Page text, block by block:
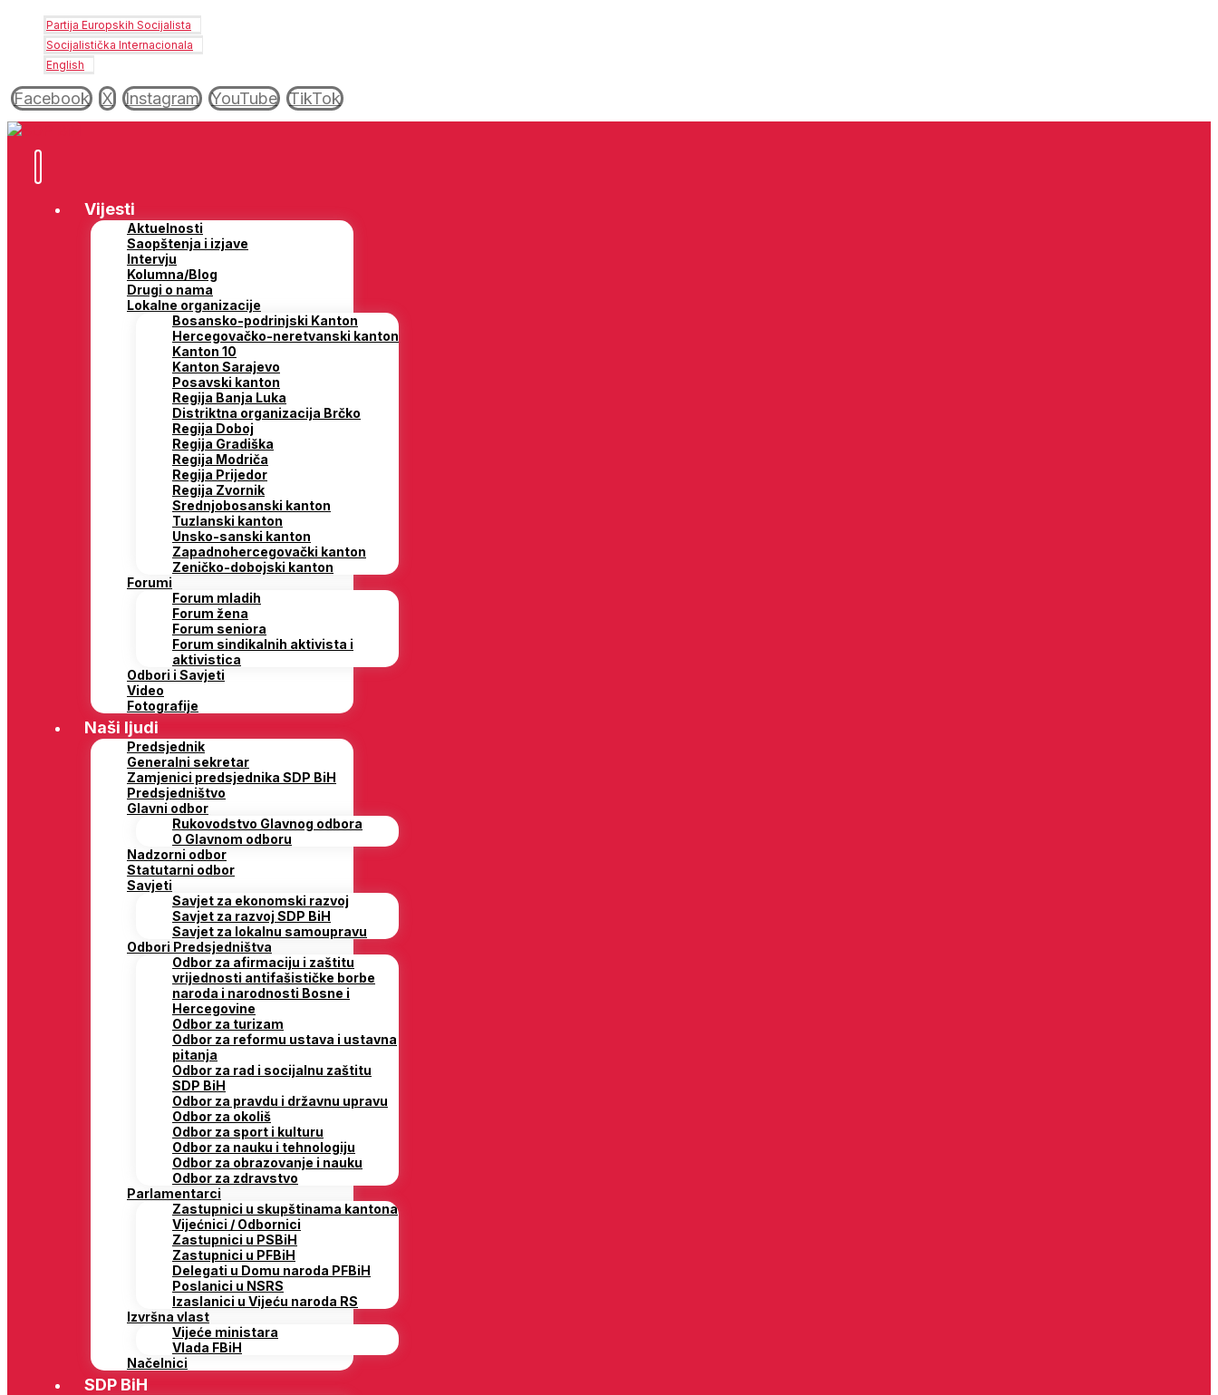
Partija Europskih Socijalista
Socijalistička Internacionala
English
Facebook X Instagram YouTube TikTok
Vijesti
Aktuelnosti
Saopštenja i izjave
Intervju
Kolumna/Blog
Drugi o nama
Lokalne organizacije
Bosansko-podrinjski Kanton
Hercegovačko-neretvanski kanton
Kanton 10
Kanton Sarajevo
Posavski kanton
Regija Banja Luka
Distriktna organizacija Brčko
Regija Doboj
Regija Gradiška
Regija Modriča
Regija Prijedor
Regija Zvornik
Srednjobosanski kanton
Tuzlanski kanton
Unsko-sanski kanton
Zapadnohercegovački kanton
Zeničko-dobojski kanton
Forumi
Forum mladih
Forum žena
Forum seniora
Forum sindikalnih aktivista i
aktivistica
Odbori i Savjeti
Video
Fotografije
Naši ljudi
Predsjednik
Generalni sekretar
Zamjenici predsjednika SDP BiH
Predsjedništvo
Glavni odbor
Rukovodstvo Glavnog odbora
O Glavnom odboru
Nadzorni odbor
Statutarni odbor
Savjeti
Savjet za ekonomski razvoj
Savjet za razvoj SDP BiH
Savjet za lokalnu samoupravu
Odbori Predsjedništva
Odbor za afirmaciju i zaštitu
vrijednosti antifašističke borbe
naroda i narodnosti Bosne i
Hercegovine
Odbor za turizam
Odbor za reformu ustava i ustavna
pitanja
Odbor za rad i socijalnu zaštitu
SDP BiH
Odbor za pravdu i državnu upravu
Odbor za okoliš
Odbor za sport i kulturu
Odbor za nauku i tehnologiju
Odbor za obrazovanje i nauku
Odbor za zdravstvo
Parlamentarci
Zastupnici u skupštinama kantona
Vijećnici / Odbornici
Zastupnici u PSBiH
Zastupnici u PFBiH
Delegati u Domu naroda PFBiH
Poslanici u NSRS
Izaslanici u Vijeću naroda RS
Izvršna vlast
Vijeće ministara
Vlada FBiH
Načelnici
SDP BiH